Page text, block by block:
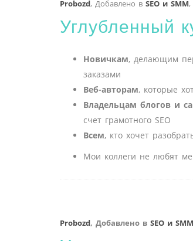
Probozd, Добавлено в SEO и SMM,
Углубленный
Новичкам, делающим
заказами
Веб-авторам, которые
Владельцам блогов и
счет грамотного SEO
Всем, кто хочет
Мои коллеги не любят
Probozd, Добавлено в SEO и SMM